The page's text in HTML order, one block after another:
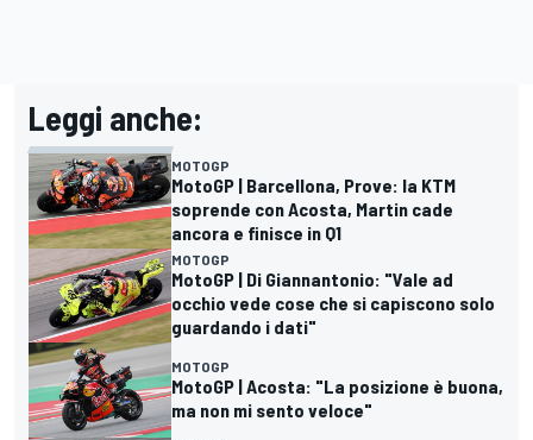
Leggi anche:
MOTOGP
MotoGP | Barcellona, Prove: la KTM
soprende con Acosta, Martin cade
ancora e finisce in Q1
MOTOGP
MotoGP | Di Giannantonio: "Vale ad
occhio vede cose che si capiscono solo
guardando i dati"
MOTOGP
MotoGP | Acosta: "La posizione è buona,
ma non mi sento veloce"